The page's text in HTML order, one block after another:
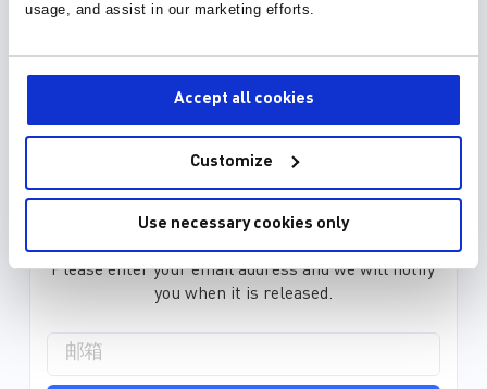
usage, and assist in our marketing efforts.
Accept all cookies
Customize
Use necessary cookies only
30种以上格式
封装库 (34)
EDA model is not yet available for this part.
Please enter your email address and we will notify
you when it is released.